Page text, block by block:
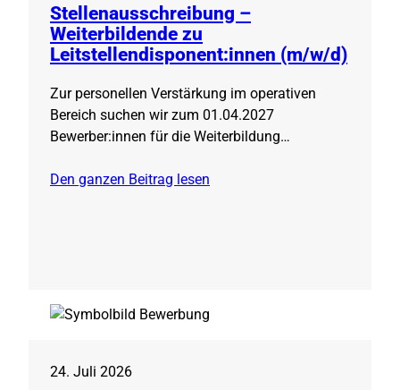
Stellenausschreibung –
Weiterbildende zu
Leitstellendisponent:innen (m/w/d)
Zur personellen Verstärkung im operativen
Bereich suchen wir zum 01.04.2027
Bewerber:innen für die Weiterbildung…
Den ganzen Beitrag lesen
24. Juli 2026